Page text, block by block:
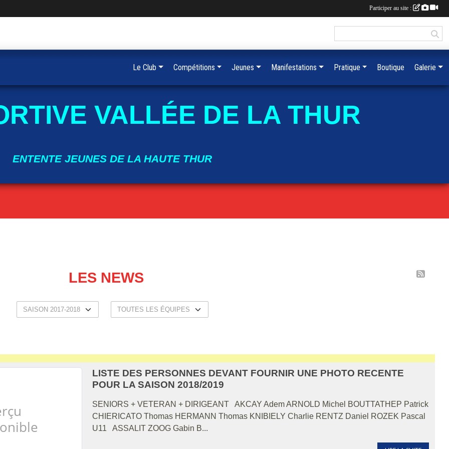
VALLÉE DE LA THUR
ENTENTE JEUNES DE LA HAUTE THUR
LES NEWS
LISTE DES PERSONNES DEVANT FOURNIR UNE PHOTO RECENTE
POUR LA SAISON 2018/2019
SENIORS + VETERAN + DIRIGEANT AKCAY Adem ARNOLD Michel BOUTTATHEP Patrick
CHIERICATO Thomas HERMANN Thomas KNIBIELY Charlie RENTZ Daniel ROZEK Pascal
U11 ASSALIT ZOOG Gabin B...
Le Club Compétitions Jeunes Manifestations Pratique Boutique Galerie
Participer au site :